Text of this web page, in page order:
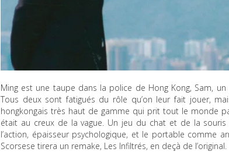
Ming est une taupe dans la police de Hong Kong, Sam,
Tous deux sont fatigués du rôle qu’on leur fait jouer,
hongkongais très haut de gamme qui prit tout le monde
était au creux de la vague. Un jeu du chat et de la souris
l’action, épaisseur psychologique, et le portable comme
Scorsese tirera un remake, Les Infiltrés, en deçà de l’original.